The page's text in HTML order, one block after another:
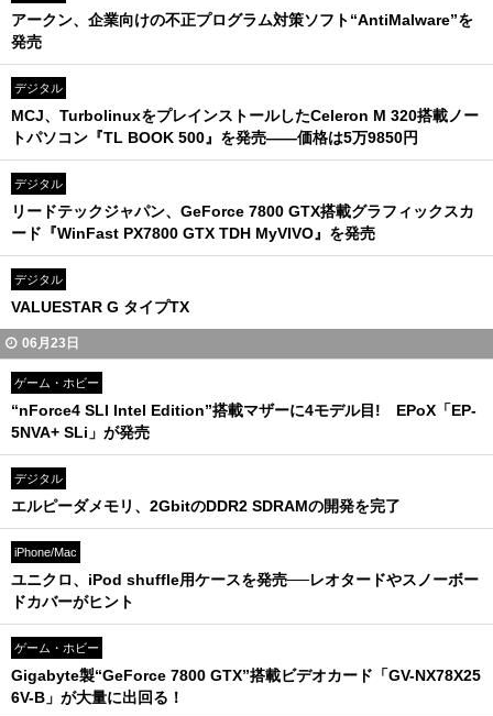
アークン、企業向けの不正プログラム対策ソフト“AntiMalware”を
発売
デジタル
MCJ、TurbolinuxをプレインストールしたCeleron M 320搭載ノー
トパソコン『TL BOOK 500』を発売――価格は5万9850円
デジタル
リードテックジャパン、GeForce 7800 GTX搭載グラフィックスカ
ード『WinFast PX7800 GTX TDH MyVIVO』を発売
デジタル
VALUESTAR G タイプTX
06月23日
ゲーム・ホビー
“nForce4 SLI Intel Edition”搭載マザーに4モデル目! EPoX「EP-
5NVA+ SLi」が発売
デジタル
エルピーダメモリ、2GbitのDDR2 SDRAMの開発を完了
iPhone/Mac
ユニクロ、iPod shuffle用ケースを発売──レオタードやスノーボー
ドカバーがヒント
ゲーム・ホビー
Gigabyte製“GeForce 7800 GTX”搭載ビデオカード「GV-NX78X25
6V-B」が大量に出回る！